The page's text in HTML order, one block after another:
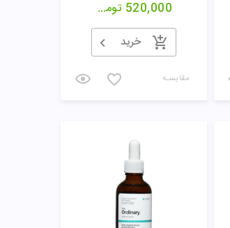
520,000 تومان
خرید
مقایسـه